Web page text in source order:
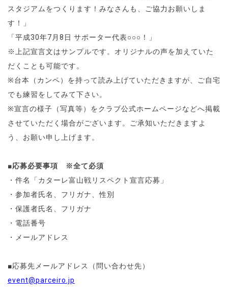
スタジアムをつくります！みなさんも、ご協力お願いしま
す！」
「平成30年7 月 8 日 サポーター代表○○○！」
※上記宣言文はサンプルです。オリジナルの声を加えていた
だくことも可能です。
※台本（カンペ）を持って読み上げていただきますが、ご自宅
でも練習をしてみて下さい。
※宣言の様子（写真等）をクラブ公式ホームページなどへ掲載
させていただく場合がございます。ご承知いただきますよ
う、お願い申し上げます。
■応募必要事項 ※全て必須
・件名「 カターレ富山戦 リスペクト宣言応募」
・参加者氏名、フリガナ、性別
・保護者氏名、フリガナ
・電話番号
・メールアドレス
■応募先メールアドレス（問い合わせ先）
event@parceiro.jp